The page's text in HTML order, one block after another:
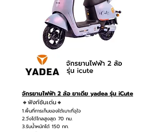
จักรยานไฟฟ้า 2 ล้อ ยาเดีย yadea รุ่น iCute
🔸ฟังก์ชันเด่น🔸
1.พื้นที่การเก็บของใต้เบาะที่จุใจ
2.วิ่งได้ไกลสูงสุด 70 กม.
3.รับน้ำหนักได้ 150 กก.